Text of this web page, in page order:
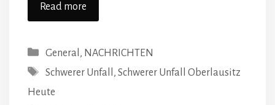
Read more
Categories
General , NACHRICHTEN
Tags
Schwerer Unfall , Schwerer Unfall Oberlausitz
Heute